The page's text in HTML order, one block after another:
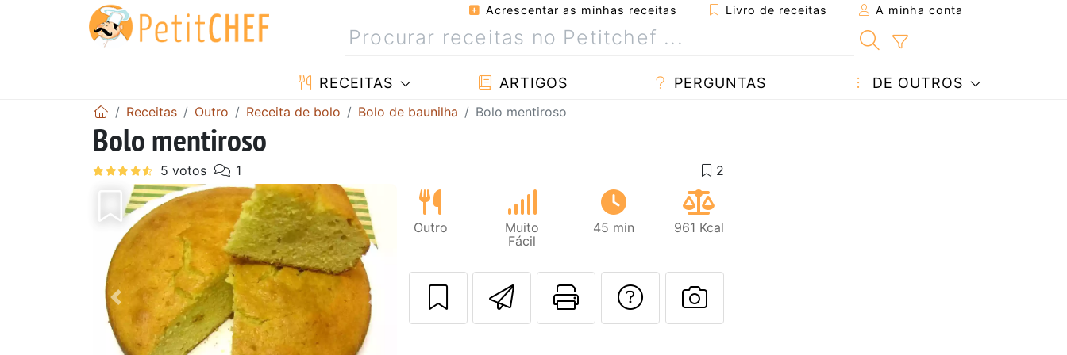
Acrescentar as minhas receitas Livro de receitas A minha conta
RECEITAS ARTIGOS PERGUNTAS DE OUTROS
Receitas Outro Receita de bolo Bolo de baunilha Bolo mentiroso
Bolo mentiroso
Anterior
Outro
Muito
Fácil
45 min 961 Kcal
Enviar esta receita a um amigo
Imprima esta página
Falar com o autor da receita
Fez esta receita? Compartilhe